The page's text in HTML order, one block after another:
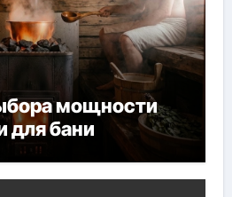
мощности
для бани